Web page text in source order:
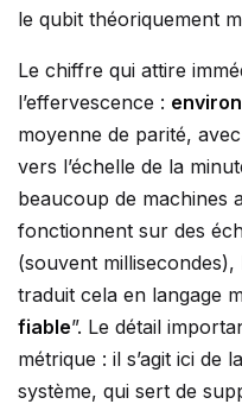
le qubit théoriquement
Le chiffre qui attire
l’effervescence :
moyenne de parité,
vers l’échelle de la
beaucoup de machines
fonctionnent sur des
(souvent
traduit cela en langage
fiable”. Le détail
métrique : il s’agit ici de la
système, qui sert de